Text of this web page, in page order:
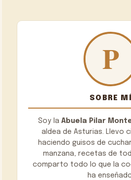
SOBRE MÍ
Soy la Abuela Pilar
aldea de Asturias. Llevo
haciendo guisos de
manzana, recetas de
comparto todo lo que la
ha